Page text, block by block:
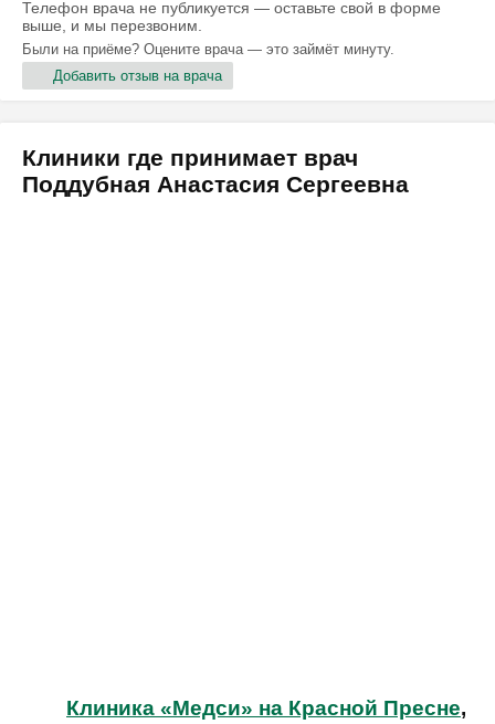
Телефон врача не публикуется — оставьте свой в форме
выше, и мы перезвоним.
Были на приёме? Оцените врача — это займёт минуту.
Добавить отзыв на врача
Клиники где принимает врач
Поддубная Анастасия Сергеевна
Клиника «Медси» на Красной Пресне,